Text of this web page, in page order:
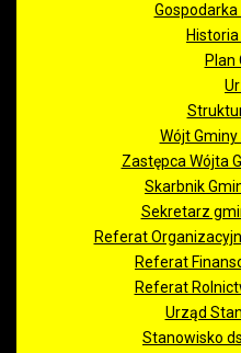
Plan
Wójt
Zastępca Wójta
Skarbnik
Sekretarz
Referat
Referat
Referat
Urząd
Stanowisko